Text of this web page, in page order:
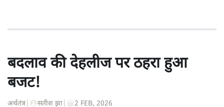
बदलाव की देहलीज पर ठहरा हुआ
बजट!
अर्थतंत्र सतीश झा 2 FEB, 2026